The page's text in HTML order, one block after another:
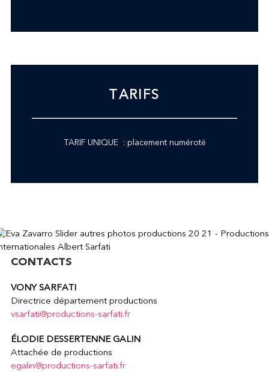
TARIFS
TARIF UNIQUE : placement numéroté
CONTACTS
VONY SARFATI
Directrice département productions
vsarfati@productions-sarfati.fr
ÉLODIE DESSERTENNE GALIN
Attachée de productions
egalin@productions-sarfati.fr